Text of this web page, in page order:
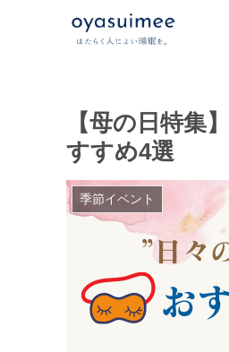
【母の日特集
すすめ4選
季節イベント